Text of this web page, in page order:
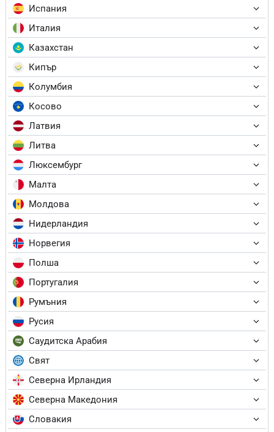
Испания
Италия
Казахстан
Кипър
Колумбия
Косово
Латвия
Литва
Люксембург
Малта
Молдова
Нидерландия
Норвегия
Полша
Португалия
Румъния
Русия
Саудитска Арабия
Свят
Северна Ирландия
Северна Македония
Словакия